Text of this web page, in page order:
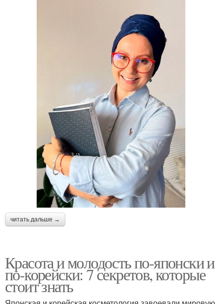
читать дальше →
Красота и молодость по-японски и
по-корейски: 7 секретов, которые
стоит знать